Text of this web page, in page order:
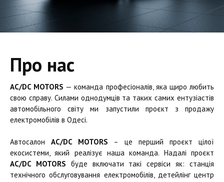
Про нас
AC/DC MOTORS — команда професіоналів, яка щиро любить
свою справу. Силами однодумців та таких самих ентузіастів
автомобільного світу ми запустили проєкт з продажу
електромобілів в Одесі.
АвтосалонAC/DC MOTORS – це перший проєкт цілої
екосистеми, який реалізує наша команда. Надалі проєкт
AC/DC MOTORS буде включати такі сервіси як: станція
технічного обслуговування електромобілів, детейлінг центр